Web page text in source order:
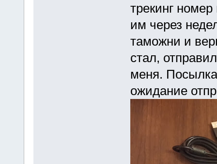
трекинг
им через
таможни и
стал,
меня.
ожидание